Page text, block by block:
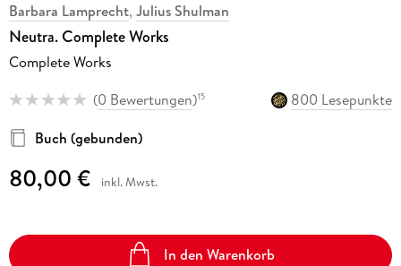
Barbara Lamprecht, Julius Shulman
Neutra. Complete Works
Complete Works
(0 Bewertungen)15
800 Lesepunkte
Buch (gebunden)
80,00 € inkl. Mwst.
In den Warenkorb